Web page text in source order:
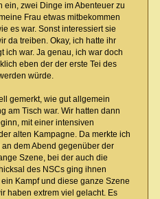
ein, zwei Dinge im Abenteuer zu
Frau etwas mitbekommen
es war. Sonst interessiert sie
da treiben. Okay, ich hatte ihr
ich war. Ja genau, ich war doch
eben der der erste Tei des
würde.
gemerkt, wie gut allgemein
am Tisch war. Wir hatten dann
mit einer intensiven
alten Kampagne. Da merkte ich
dem Abend gegenüber der
Szene, bei der auch die
des NSCs ging ihnen
Kampf und diese ganze Szene
haben extrem viel gelacht. Es